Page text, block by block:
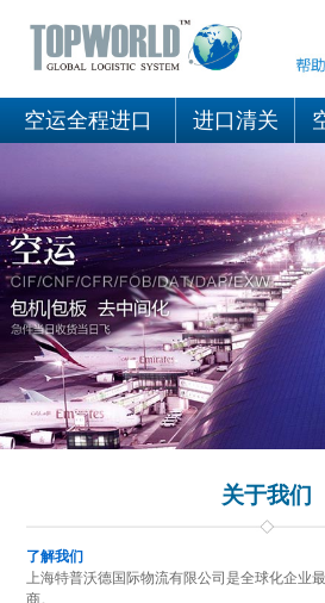
空运全程进口 进口清关
关于我们
了解我们
上海特普沃德国际物流有限公司是全球化企业
商。